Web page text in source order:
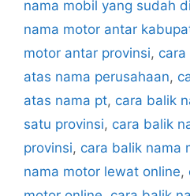
nama mobil yang sudah
nama motor antar
motor antar provinsi,
atas nama perusahaan,
atas nama pt, cara balik
satu provinsi, cara balik
provinsi, cara balik nama
nama motor lewat online,